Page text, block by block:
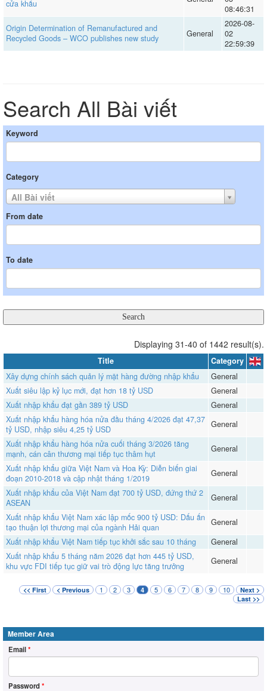
cửa khẩu
08:46:31
Origin Determination of Remanufactured and
Recycled Goods – WCO publishes new study
General
2026-08-
02
22:59:39
Search All Bài viết
Keyword
Category
All Bài viết
From date
To date
Displaying 31-40 of 1442 result(s).
Title
Category
Xây dựng chính sách quản lý mặt hàng đường nhập khẩu
General
Xuất siêu lập kỷ lục mới, đạt hơn 18 tỷ USD
General
Xuất nhập khẩu đạt gần 389 tỷ USD
General
Xuất nhập khẩu hàng hóa nửa đầu tháng 4/2026 đạt 47,37
tỷ USD, nhập siêu 4,25 tỷ USD
General
Xuất nhập khẩu hàng hóa nửa cuối tháng 3/2026 tăng
mạnh, cán cân thương mại tiếp tục thâm hụt
General
Xuất nhập khẩu giữa Việt Nam và Hoa Kỳ: Diễn biến giai
đoạn 2010-2018 và cập nhật tháng 1/2019
General
Xuất nhập khẩu của Việt Nam đạt 700 tỷ USD, đứng thứ 2
ASEAN
General
Xuất nhập khẩu Việt Nam xác lập mốc 900 tỷ USD: Dấu ấn
tạo thuận lợi thương mại của ngành Hải quan
General
Xuất nhập khẩu Việt Nam tiếp tục khởi sắc sau 10 tháng
General
Xuất nhập khẩu 5 tháng năm 2026 đạt hơn 445 tỷ USD,
khu vực FDI tiếp tục giữ vai trò động lực tăng trưởng
General
<< First < Previous 1 2 3 4 5 6 7 8 9 10
Next >
Last >>
Member Area
Email*
Password*